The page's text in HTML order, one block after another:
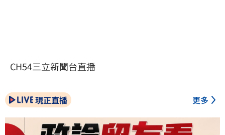
CH54三立新聞台直播
現正直播 更多